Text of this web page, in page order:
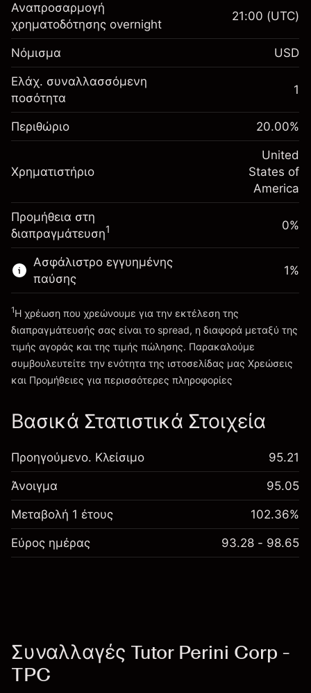
Περιθώριο. Η επένδυσή
σας
$1,000.00
Αναπροσαρμογή
χρηματοδότησης κατά
τη διάρκεια της νύχτας
Χρεώσεις από την πλήρη αξία
της θέσης
%
(-$1.08)
~$5,000.00
Πηγαίνετε στην πλατφόρμα
Περιθώριο. Η επένδυσή
σας
Αναπροσαρμογή
τη διάρκεια της νύχτας
της θέσης
-0.000654
%
(-$0.03)
Μέγεθος διαπραγμάτευσης με μόχλευση
~$5,000.00
Χρήματα από μόχλευση ~
Αναπροσαρμογή
χρηματοδότησης overnight
21:00 (UTC)
Νόμισμα USD
Ελάχ. συναλλασσόμενη
ποσότητα
1
Περιθώριο 20.00%
Χρηματιστήριο
United
States of
America
Προμήθεια στη
διαπραγμάτευση1 0%
Ασφάλιστρο εγγυημένης
παύσης
Χρεώσεις και Τέλη
1%
1Η χρέωση που χρεώνουμε για την εκτέλεση της
διαπραγμάτευσής σας είναι το spread, η διαφορά μεταξύ της
τιμής αγοράς και της τιμής πώλησης. Παρακαλούμε
συμβουλευτείτε την ενότητα της ιστοσελίδας μας Χρεώσεις
και Προμήθειες για περισσότερες πληροφορίες
Βασικά Στατιστικά Στοιχεία
Προηγούμενο. Κλείσιμο 95.21
Άνοιγμα 95.05
Μεταβολή 1 έτους 102.36%
Εύρος ημέρας 93.28 - 98.65
Συναλλαγές Tutor Perini Corp -
TPC